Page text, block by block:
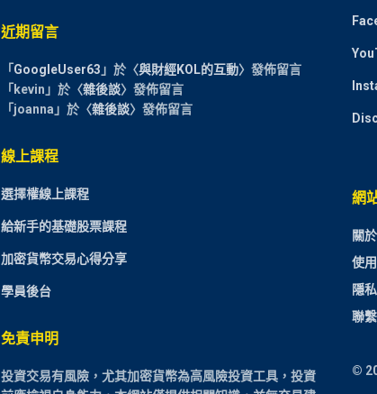
近期留言
「 GoogleUser63 」於〈與財經KOL的互動〉發佈留言
「 kevin 」於〈雜後談〉發佈留言
「 joanna 」於〈雜後談〉發佈留言
線上課程
選擇權線上課程
給新手的基礎股票課程
加密貨幣交易心得分享
學員後台
免責申明
投資交易有風險，尤其加密貨幣為高風險投資工具，投資
網
關
使
隱
聯
©